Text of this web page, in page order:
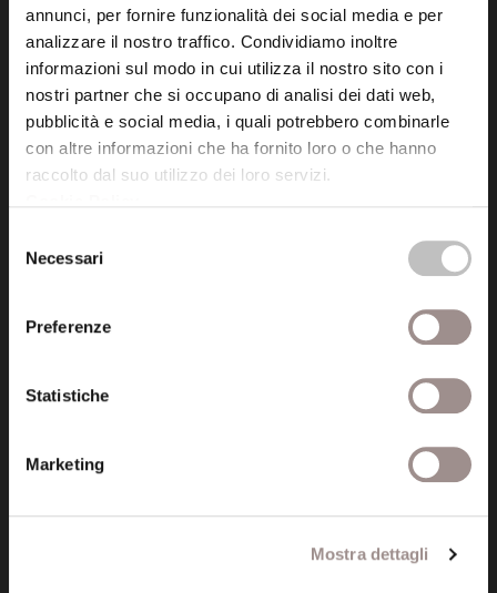
annunci, per fornire funzionalità dei social media e per
analizzare il nostro traffico. Condividiamo inoltre
informazioni sul modo in cui utilizza il nostro sito con i
nostri partner che si occupano di analisi dei dati web,
pubblicità e social media, i quali potrebbero combinarle
con altre informazioni che ha fornito loro o che hanno
raccolto dal suo utilizzo dei loro servizi.
delNecessari
Preferenze
Statistiche
Marketing
Mostra dettagli
Fondazione Collegio San Carlo
Via San Carlo 5
41121 Modena (MO)
fondazionecollegiosancarlo@legalmail.it